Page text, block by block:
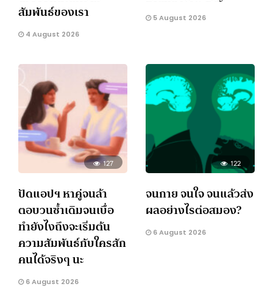
สัมพันธ์ของเรา
4 August 2026
5 August 2026
127
ปัดแอปฯ หาคู่จนล้า
ตอบวนซ้ำเดิมจนเบื่อ
ทำยังไงถึงจะเริ่มต้น
ความสัมพันธ์กับใครสัก
คนได้จริงๆ นะ
6 August 2026
122
จนกาย จนใจ จนแล้วส่ง
ผลอย่างไรต่อสมอง?
6 August 2026